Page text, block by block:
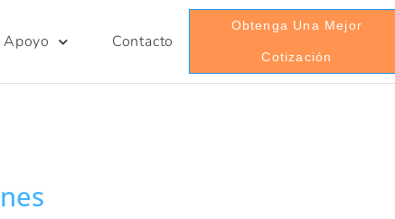
Apoyo Contacto
Obtenga Una Mejor
Cotización